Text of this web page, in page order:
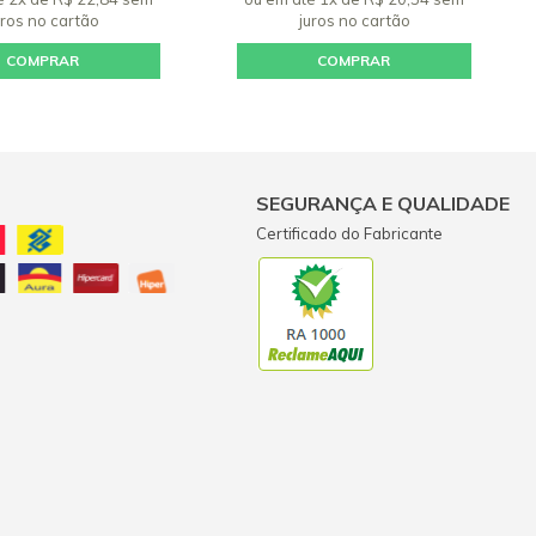
no cartão
COMPRAR
juros no cartão
COMPRAR
SEGURANÇA E QUALIDADE
Certificado do Fabricante